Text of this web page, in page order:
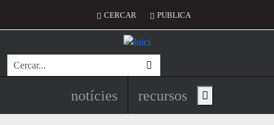
Menú del compte d'usuari
CERCAR PUBLICA
Cerca
Navegació principal de
notícies recursos Show main menu